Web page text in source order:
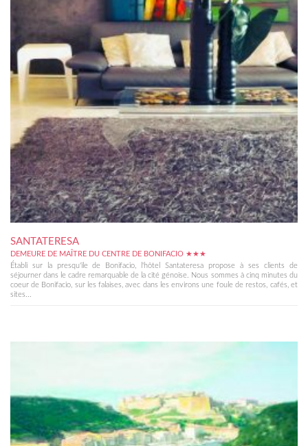
SANTATERESA
DEMEURE DE MAÎTRE DU CENTRE DE BONIFACIO ★★★
Établi sur la presqu'île de Bonifacio, l'hôtel Santateresa propose à ses clients de
séjourner dans le cadre remarquable de la cité génoise. Nous sommes à cinq minutes du
coeur de Bonifacio, sur les falaises, avec dans les environs une foule de restos, cafés, et
sites...